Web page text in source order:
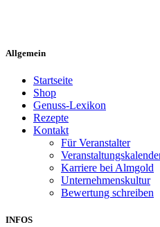
Allgemein
Startseite
Shop
Genuss-Lexikon
Rezepte
Kontakt
Für Veranstalter
Karriere bei Almgold
Unternehmenskultur
Bewertung schreiben
INFOS